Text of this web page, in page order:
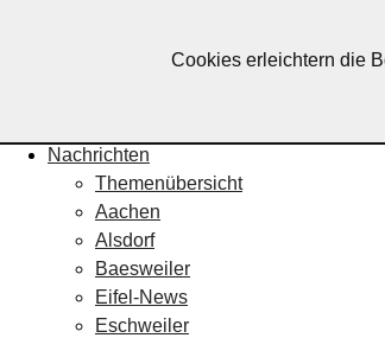
Nachrichten
Themenübersicht
Aachen
Alsdorf
Baesweiler
Eifel-News
Eschweiler
Cookies erleichtern die